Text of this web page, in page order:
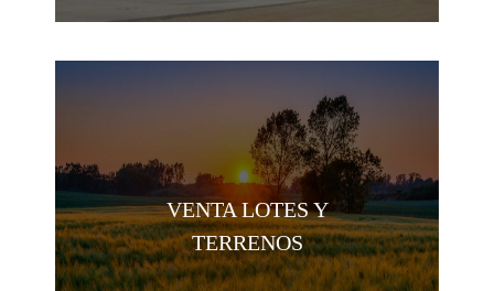
VENTA LOTES Y
TERRENOS